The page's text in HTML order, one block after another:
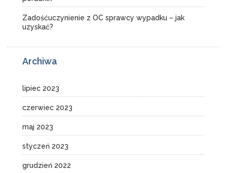
Zadośćuczynienie z OC sprawcy wypadku – jak
uzyskać?
Archiwa
lipiec 2023
czerwiec 2023
maj 2023
styczeń 2023
grudzień 2022